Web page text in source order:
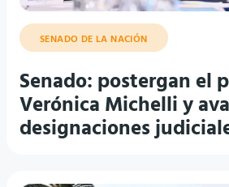
SENADO DE LA NACIÓN
Senado: postergan el
Verónica Michelli y
designaciones